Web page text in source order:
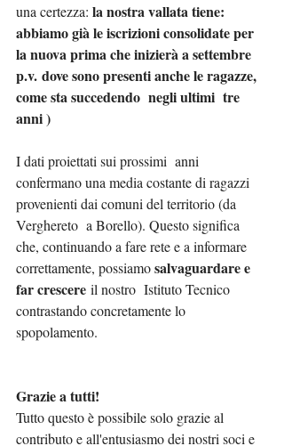
una certezza: la nostra vallata tiene:
abbiamo già le iscrizioni consolidate per
la nuova prima che inizierà a settembre
p.v. dove sono presenti anche le ragazze,
come sta succedendo  negli ultimi  tre
anni )
I dati proiettati sui prossimi  anni
confermano una media costante di ragazzi
provenienti dai comuni del territorio (da
Verghereto  a Borello). Questo significa
che, continuando a fare rete e a informare
correttamente, possiamo salvaguardare e
far crescere il nostro  Istituto Tecnico
contrastando concretamente lo
spopolamento.
Grazie a tutti!
Tutto questo è possibile solo grazie al
contributo e all'entusiasmo dei nostri soci e